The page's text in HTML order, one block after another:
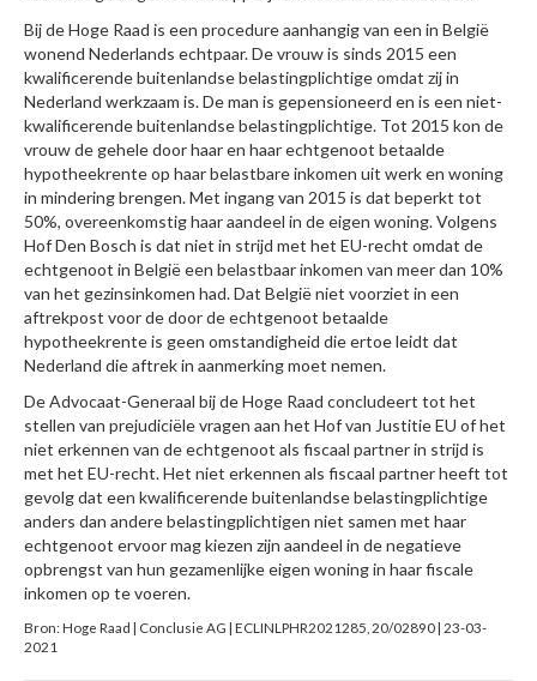
Bij de Hoge Raad is een procedure aanhangig van een in België
wonend Nederlands echtpaar. De vrouw is sinds 2015 een
kwalificerende buitenlandse belastingplichtige omdat zij in
Nederland werkzaam is. De man is gepensioneerd en is een niet-
kwalificerende buitenlandse belastingplichtige. Tot 2015 kon de
vrouw de gehele door haar en haar echtgenoot betaalde
hypotheekrente op haar belastbare inkomen uit werk en woning
in mindering brengen. Met ingang van 2015 is dat beperkt tot
50%, overeenkomstig haar aandeel in de eigen woning. Volgens
Hof Den Bosch is dat niet in strijd met het EU-recht omdat de
echtgenoot in België een belastbaar inkomen van meer dan 10%
van het gezinsinkomen had. Dat België niet voorziet in een
aftrekpost voor de door de echtgenoot betaalde
hypotheekrente is geen omstandigheid die ertoe leidt dat
Nederland die aftrek in aanmerking moet nemen.
De Advocaat-Generaal bij de Hoge Raad concludeert tot het
stellen van prejudiciële vragen aan het Hof van Justitie EU of het
niet erkennen van de echtgenoot als fiscaal partner in strijd is
met het EU-recht. Het niet erkennen als fiscaal partner heeft tot
gevolg dat een kwalificerende buitenlandse belastingplichtige
anders dan andere belastingplichtigen niet samen met haar
echtgenoot ervoor mag kiezen zijn aandeel in de negatieve
opbrengst van hun gezamenlijke eigen woning in haar fiscale
inkomen op te voeren.
Bron: Hoge Raad | Conclusie AG | ECLINLPHR2021285, 20/02890 | 23-03-
2021